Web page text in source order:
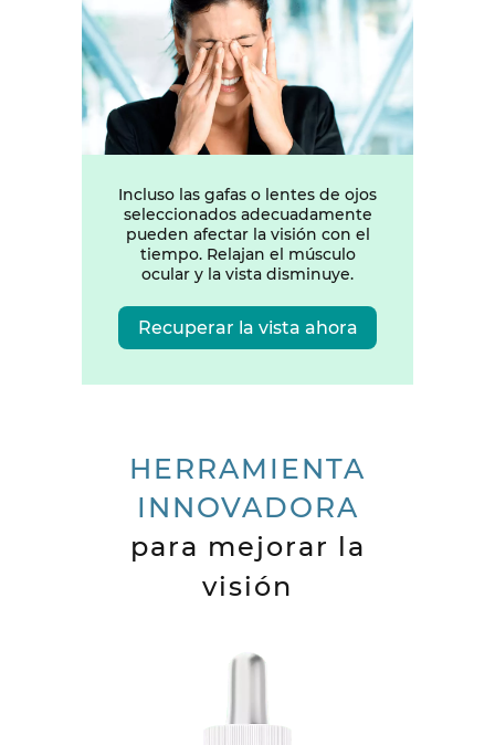
Incluso las gafas o lentes de ojos
seleccionados adecuadamente
pueden afectar la visión con el
tiempo. Relajan el músculo
ocular y la vista disminuye.
Recuperar la vista ahora
HERRAMIENTA
INNOVADORA
para mejorar la
visión